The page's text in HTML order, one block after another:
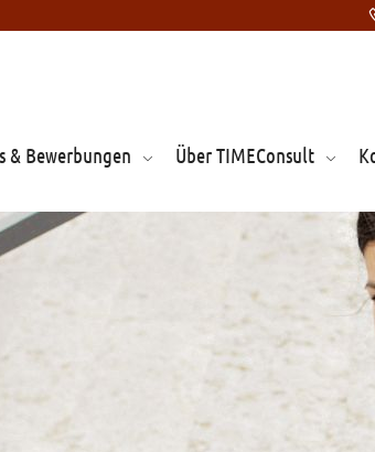
& Bewerbungen Über TIMEConsult